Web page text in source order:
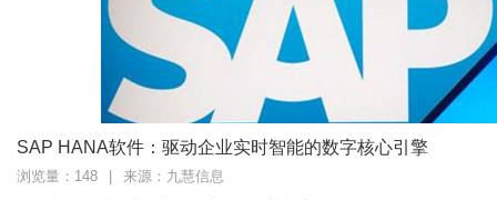
SAP HANA软件：驱动企业实时智能的数字核心引擎
浏览量：148 来源：九慧信息